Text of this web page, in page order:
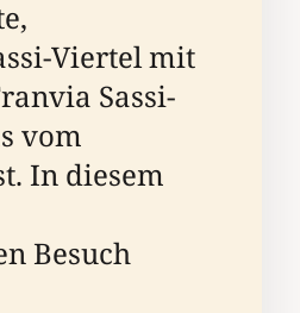
Viertel mit
Sassi-
vom
In diesem
Besuch